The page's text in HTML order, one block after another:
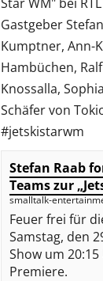
Gastgeber
Kumptner, Ann-
Hambüchen,
Knossalla,
Schäfer von
#jetskistarwm
Stefan Raab
Teams zur
smalltalk-
Feuer frei für
Samstag, den
Show um 20:15
Premiere.